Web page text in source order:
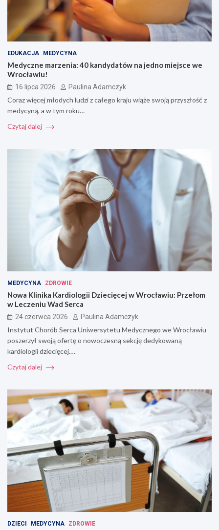
EDUKACJA MEDYCYNA
Medyczne marzenia: 40 kandydatów na jedno miejsce we
Wrocławiu!
16 lipca 2026 Paulina Adamczyk
Coraz więcej młodych ludzi z całego kraju wiąże swoją przyszłość z
medycyną, a w tym roku…
Czytaj dalej
MEDYCYNA ZDROWIE
Nowa Klinika Kardiologii Dziecięcej w Wrocławiu: Przełom
w Leczeniu Wad Serca
24 czerwca 2026 Paulina Adamczyk
Instytut Chorób Serca Uniwersytetu Medycznego we Wrocławiu
poszerzył swoją ofertę o nowoczesną sekcję dedykowaną
kardiologii dziecięcej.…
Czytaj dalej
DZIECI MEDYCYNA ZDROWIE